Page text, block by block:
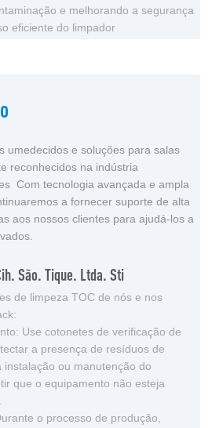
e melhorando a segurança
eficiente do limpador
umedecidos e soluções para salas
reconhecidos na indústria
Com tecnologia avançada e ampla
a fornecer suporte de alta
aos nossos clientes para ajudá-los a
São. Tique. Ltda. Sti
de limpeza TOC de nós e nos
Use cotonetes de verificação de
a presença de resíduos de
ou manutenção do
que o equipamento não esteja
o processo de produção,